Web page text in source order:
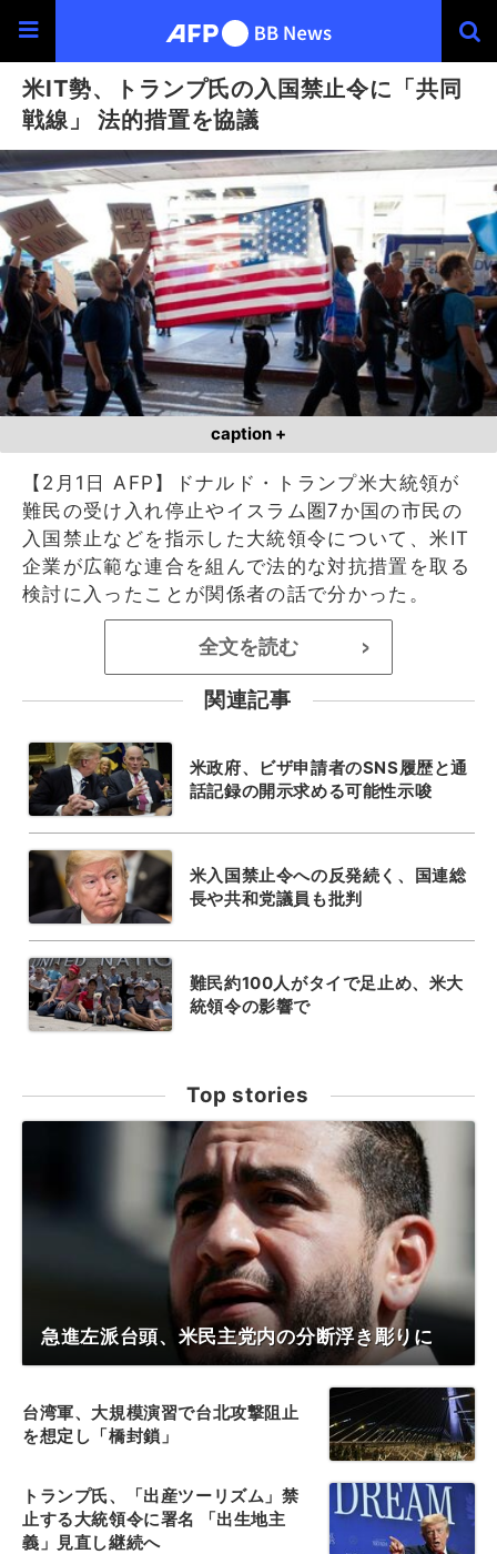
米IT勢、トランプ氏の入国禁止令に「共同
戦線」 法的措置を協議
caption +
【2月1日 AFP】ドナルド・トランプ米大統領が
難民の受け入れ停止やイスラム圏7か国の市民の
入国禁止などを指示した大統領令について、米IT
企業が広範な連合を組んで法的な対抗措置を取る
検討に入ったことが関係者の話で分かった。
全文を読む >
関連記事
米政府、ビザ申請者のSNS履歴と通
話記録の開示求める可能性示唆
米入国禁止令への反発続く、国連総
長や共和党議員も批判
難民約100人がタイで足止め、米大
統領令の影響で
Top stories
急進左派台頭、米民主党内の分断浮き彫りに
台湾軍、大規模演習で台北攻撃阻止
を想定し「橋封鎖」
トランプ氏、「出産ツーリズム」禁
止する大統領令に署名 「出生地主
義」見直し継続へ